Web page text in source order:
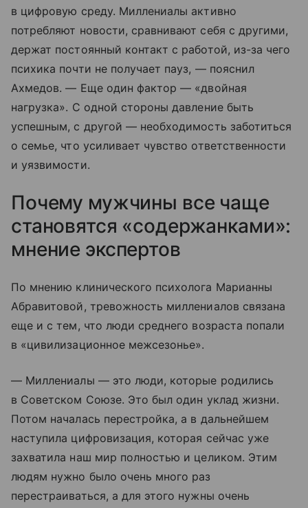
в цифровую среду. Миллениалы активно
потребляют новости, сравнивают себя с другими,
держат постоянный контакт с работой, из-за чего
психика почти не получает пауз, — пояснил
Ахмедов. — Еще один фактор — «двойная
нагрузка». С одной стороны давление быть
успешным, с другой — необходимость заботиться
о семье, что усиливает чувство ответственности
и уязвимости.
Почему мужчины все чаще
становятся «содержанками»:
мнение экспертов
По мнению клинического психолога Марианны
Абравитовой, тревожность миллениалов связана
еще и с тем, что люди среднего возраста попали
в «цивилизационное межсезонье».
— Миллениалы — это люди, которые родились
в Советском Союзе. Это был один уклад жизни.
Потом началась перестройка, а в дальнейшем
наступила цифровизация, которая сейчас уже
захватила наш мир полностью и целиком. Этим
людям нужно было очень много раз
перестраиваться, а для этого нужны очень